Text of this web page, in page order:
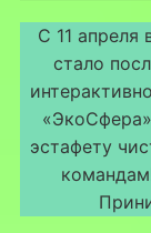
С 11 апреля
стало
эстафету